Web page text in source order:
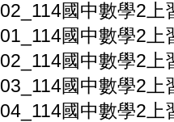
02_114國中數學2上
01_114國中數學2上
02_114國中數學2上
03_114國中數學2上
04_114國中數學2上